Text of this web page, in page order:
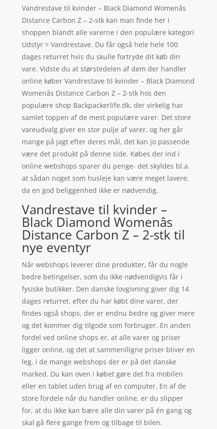
Vandrestave til kvinder – Black Diamond Womenâs
Distance Carbon Z – 2-stk kan man finde her i
shoppen blandt alle varerne i den populære kategori
Udstyr > Vandrestave. Du får også hele hele 100
dages returret hvis du skulle fortryde dit køb din
vare. Vidste du at størstedelen af dem der handler
online køber Vandrestave til kvinder – Black Diamond
Womenâs Distance Carbon Z – 2-stk hos den
populære shop Backpackerlife.dk, der virkelig har
samlet toppen af de mest populære varer. Det store
vareudvalg giver en stor pulje af varer, og her går
mange på jagt efter deres mål, det kan jo passende
være det produkt på denne side. Købes der ind i
online webshops sparer du penge- det skyldes bl.a.
at sådan noget som husleje kan være meget lavere,
da en god beliggenhed ikke er nødvendig.
Vandrestave til kvinder –
Black Diamond Womenâs
Distance Carbon Z – 2-stk til
nye eventyr
Når webshops leverer dine produkter, får du nogle
bedre betingelser, som du ikke nødvendigvis får i
fysiske butikker. Den danske lovgivning giver dig 14
dages returret. efter du har købt dine varer, der
findes også shops, der er endnu bedre og giver mere
og det kommer dig tilgode som forbruger. En anden
fordel ved online shops er, at alle varer og priser
ligger online, og det at sammenlligne priser bliver en
leg, i de mange webshops der er på det danske
marked. Du kan oven i købet gøre det fra mobilen
eller en tablet uden brug af en computer. En af de
store fordele når du handler online, er du slipper
for, at du ikke kan bære alle din varer på én gang og
skal gå flere gange frem og tilbage til bilen.